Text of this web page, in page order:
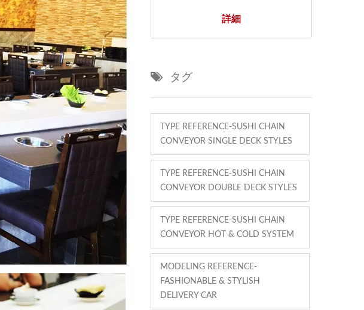
詳細
タグ
TYPE REFERENCE-SUSHI CHAIN
CONVEYOR SINGLE DECK STYLES
TYPE REFERENCE-SUSHI CHAIN
CONVEYOR DOUBLE DECK STYLES
TYPE REFERENCE-SUSHI CHAIN
CONVEYOR HOT & COLD SYSTEM
MODELING REFERENCE-
FASHIONABLE & STYLISH
DELIVERY CAR